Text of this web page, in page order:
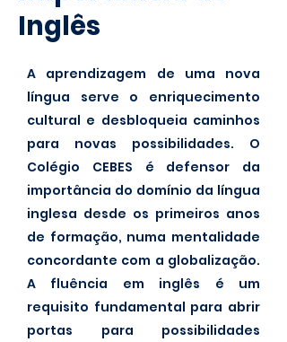
Inglês
A aprendizagem de uma nova
língua serve o enriquecimento
cultural e desbloqueia caminhos
para novas possibilidades. O
Colégio CEBES é defensor da
importância do domínio da língua
inglesa desde os primeiros anos
de formação, numa mentalidade
concordante com a globalização.​
A fluência em inglês é um
requisito fundamental para abrir
portas para possibilidades